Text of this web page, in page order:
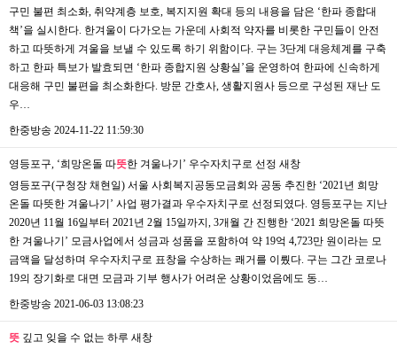
구민 불편 최소화, 취약계층 보호, 복지지원 확대 등의 내용을 담은 ‘한파 종합대
책’을 실시한다. 한겨울이 다가오는 가운데 사회적 약자를 비롯한 구민들이 안전
하고 따뜻하게 겨울을 보낼 수 있도록 하기 위함이다. 구는 3단계 대응체계를 구축
하고 한파 특보가 발효되면 ‘한파 종합지원 상황실’을 운영하여 한파에 신속하게
대응해 구민 불편을 최소화한다. 방문 간호사, 생활지원사 등으로 구성된 재난 도
우…
한중방송 2024-11-22 11:59:30
영등포구, ‘희망온돌 따뜻한 겨울나기’ 우수자치구로 선정 새창
영등포구(구청장 채현일) 서울 사회복지공동모금회와 공동 추진한 ‘2021년 희망
온돌 따뜻한 겨울나기’ 사업 평가결과 우수자치구로 선정되였다. 영등포구는 지난
2020년 11월 16일부터 2021년 2월 15일까지, 3개월 간 진행한 ‘2021 희망온돌 따뜻
한 겨울나기’ 모금사업에서 성금과 성품을 포함하여 약 19억 4,723만 원이라는 모
금액을 달성하며 우수자치구로 표창을 수상하는 쾌거를 이뤘다. 구는 그간 코로나
19의 장기화로 대면 모금과 기부 행사가 어려운 상황이었음에도 동…
한중방송 2021-06-03 13:08:23
뜻 깊고 잊을 수 없는 하루 새창